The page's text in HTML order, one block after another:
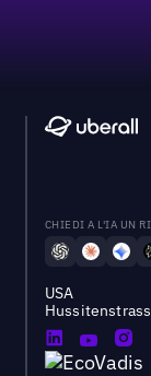
CHIEDI A L'IA UN
USA